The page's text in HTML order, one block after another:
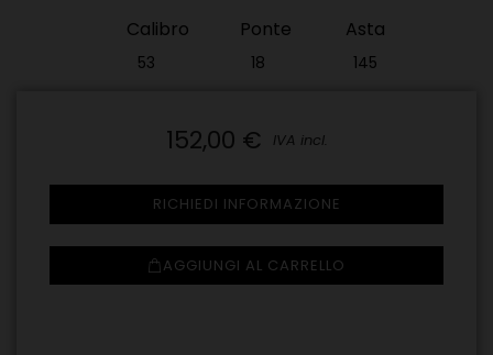
Calibro
53
Ponte
18
Asta
145
152,00 € IVA incl.
RICHIEDI INFORMAZIONE
AGGIUNGI AL CARRELLO